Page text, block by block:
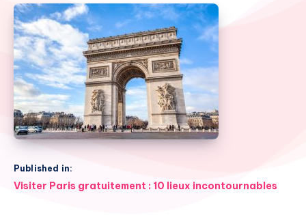
Published in:
Navigation
Visiter Paris gratuitement : 10 lieux incontournables